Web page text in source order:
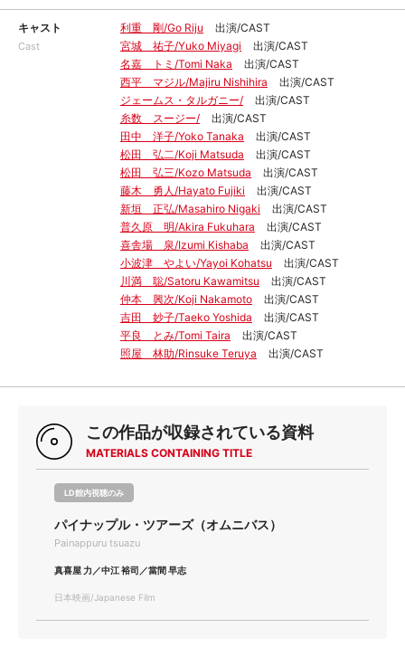
キャスト
Cast
利重 剛/Go Riju
出演/CAST
宮城 祐子/Yuko Miyagi
出演/CAST
名嘉 トミ/Tomi Naka
出演/CAST
西平 マジル/Majiru Nishihira
出演/CAST
ジェームス・タルガニー/
出演/CAST
糸数 スージー/
出演/CAST
田中 洋子/Yoko Tanaka
出演/CAST
松田 弘二/Koji Matsuda
出演/CAST
松田 弘三/Kozo Matsuda
出演/CAST
藤木 勇人/Hayato Fujiki
出演/CAST
新垣 正弘/Masahiro Nigaki
出演/CAST
普久原 明/Akira Fukuhara
出演/CAST
喜舎場 泉/Izumi Kishaba
出演/CAST
小波津 やよい/Yayoi Kohatsu
出演/CAST
川満 聡/Satoru Kawamitsu
出演/CAST
仲本 興次/Koji Nakamoto
出演/CAST
吉田 妙子/Taeko Yoshida
出演/CAST
平良 とみ/Tomi Taira
出演/CAST
照屋 林助/Rinsuke Teruya
出演/CAST
この作品が収録されている資料
MATERIALS CONTAINING TITLE
LD館内視聴のみ
パイナップル・ツアーズ（オムニバス）
Painappuru tsuazu
真喜屋 力／中江 裕司／當間 早志
日本映画/Japanese Film